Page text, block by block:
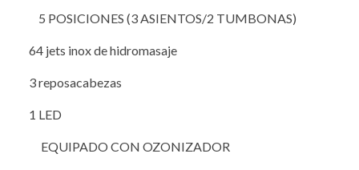
5 POSICIONES (3 ASIENTOS/2 TUMBONAS)
64 jets inox de hidromasaje
3 reposacabezas
1 LED
EQUIPADO CON OZONIZADOR